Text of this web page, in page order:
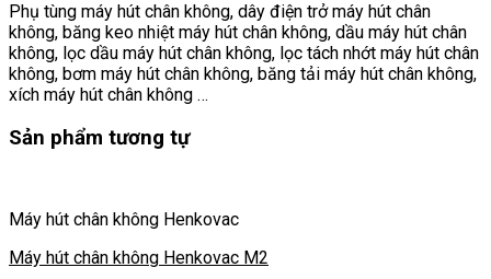
Phụ tùng máy hút chân không, dây điện trở máy hút chân
không, băng keo nhiệt máy hút chân không, dầu máy hút chân
không, lọc dầu máy hút chân không, lọc tách nhớt máy hút chân
không, bơm máy hút chân không, băng tải máy hút chân không,
xích máy hút chân không …
Sản phẩm tương tự
Máy hút chân không Henkovac
Máy hút chân không Henkovac M2